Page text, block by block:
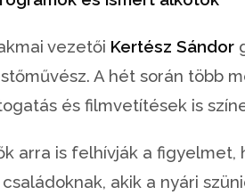
vezetői Kertész Sándor
A hét során több
és filmvetítések is
arra is felhívják a
családoknak, akik a nyári